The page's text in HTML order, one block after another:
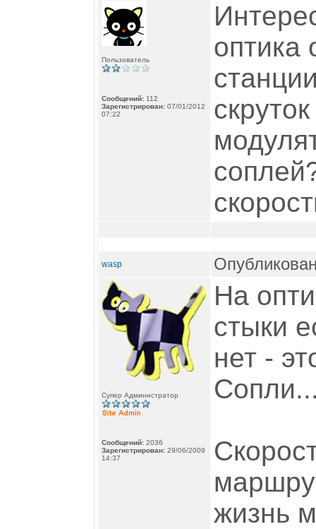
Пользователь
Сообщений: 112
Зарегистрирован: 07/01/2012
07:22
оптика
wasp
Супер Администратор
Сообщений: 2036
Зарегистрирован: 29/06/2009
14:37
На
стыки
нет -
жизнь